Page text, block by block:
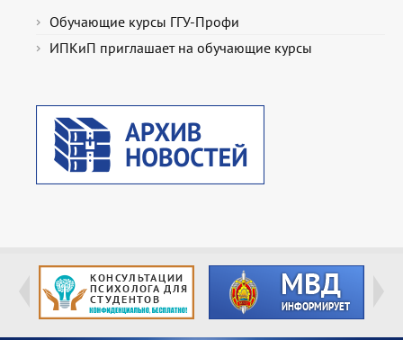
Обучающие курсы ГГУ-Профи
ИПКиП приглашает на обучающие курсы